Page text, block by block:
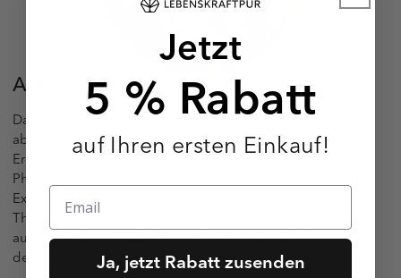
Autoren-Team
Das Lebenskraftpur Autoren-Team ist ein
abteilungsübergreifendes Wissenschaftsteam aus
Ernährungswissenschaftlern, Bio-Ingenieuren,
Pharmazeuten und Redakteuren mit interdisziplinärer
Expertise. Ihr größtes Anliegen ist es, gesundheitliche
Themen ganzheitlich und leicht verständlich
aufzubereiten, damit jeder einzelne gut für sich und
den eigenen Körper sorgen kann.
Jetzt
5 % Rabatt
auf Ihren ersten Einkauf!
Ja, jetzt Rabatt zusenden